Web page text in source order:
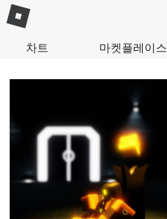
차트 마켓플레이스